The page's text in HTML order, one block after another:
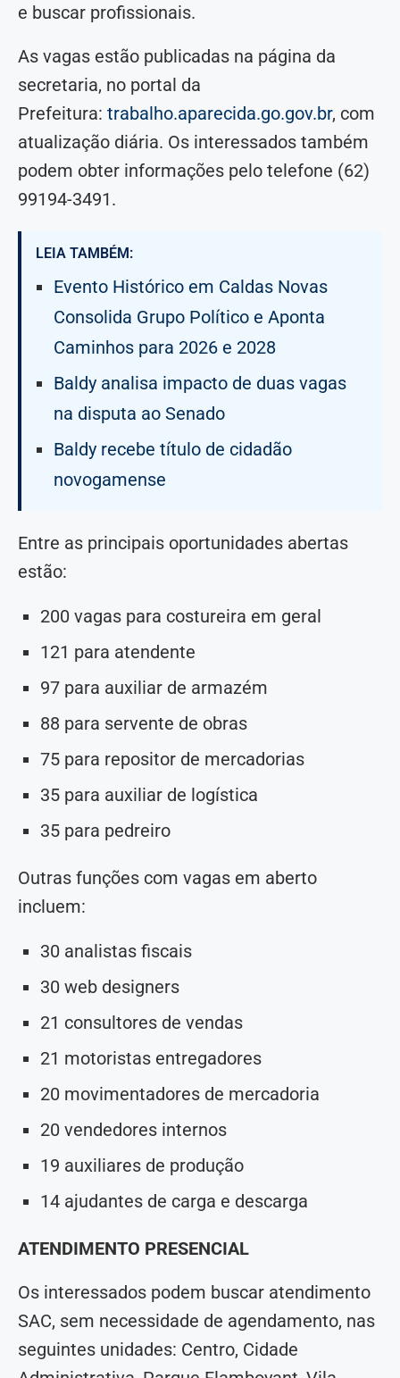
e buscar profissionais.
As vagas estão publicadas na página da
secretaria, no portal da
Prefeitura: trabalho.aparecida.go.gov.br, com
atualização diária. Os interessados também
podem obter informações pelo telefone (62)
99194-3491.
LEIA TAMBÉM:
Evento Histórico em Caldas Novas
Consolida Grupo Político e Aponta
Caminhos para 2026 e 2028
Baldy analisa impacto de duas vagas
na disputa ao Senado
Baldy recebe título de cidadão
novogamense
Entre as principais oportunidades abertas
estão:
200 vagas para costureira em geral
121 para atendente
97 para auxiliar de armazém
88 para servente de obras
75 para repositor de mercadorias
35 para auxiliar de logística
35 para pedreiro
Outras funções com vagas em aberto
incluem:
30 analistas fiscais
30 web designers
21 consultores de vendas
21 motoristas entregadores
20 movimentadores de mercadoria
20 vendedores internos
19 auxiliares de produção
14 ajudantes de carga e descarga
ATENDIMENTO PRESENCIAL
Os interessados podem buscar atendimento
SAC, sem necessidade de agendamento, nas
seguintes unidades: Centro, Cidade